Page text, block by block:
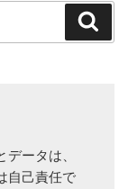
ータは、
自己責任で